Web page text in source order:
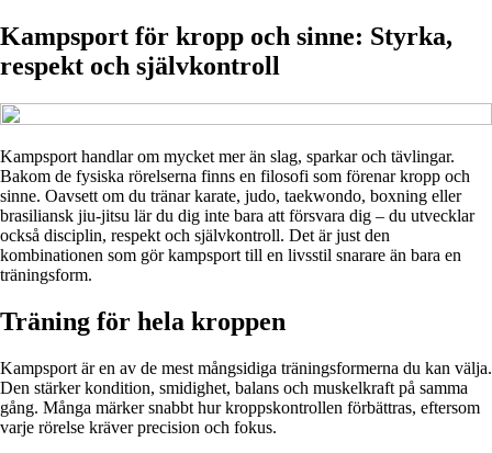
Kampsport för kropp och sinne: Styrka,
respekt och självkontroll
Kampsport handlar om mycket mer än slag, sparkar och tävlingar.
Bakom de fysiska rörelserna finns en filosofi som förenar kropp och
sinne. Oavsett om du tränar karate, judo, taekwondo, boxning eller
brasiliansk jiu-jitsu lär du dig inte bara att försvara dig – du utvecklar
också disciplin, respekt och självkontroll. Det är just den
kombinationen som gör kampsport till en livsstil snarare än bara en
träningsform.
Träning för hela kroppen
Kampsport är en av de mest mångsidiga träningsformerna du kan välja.
Den stärker kondition, smidighet, balans och muskelkraft på samma
gång. Många märker snabbt hur kroppskontrollen förbättras, eftersom
varje rörelse kräver precision och fokus.